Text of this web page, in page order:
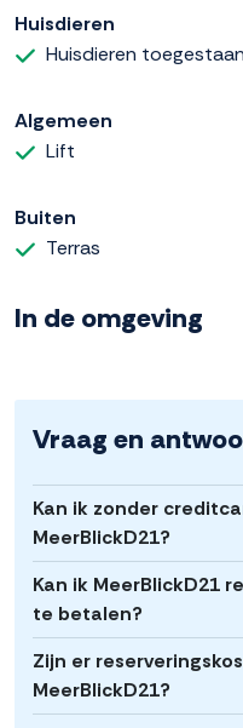
Huisdieren
Huisdieren toegestaan
Algemeen
Lift
Buiten
Terras
In de omgeving
Vraag en
Kan ik zonder
MeerBlickD21?
Kan ik MeerBlickD21
te betalen?
Zijn er
MeerBlickD21?